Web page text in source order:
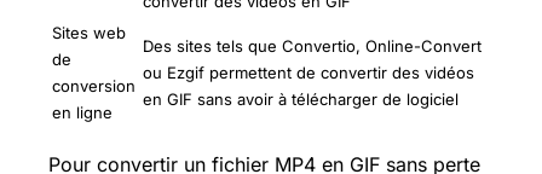
Sites web
de
conversion
en ligne
Des sites tels que Convertio, Online-Convert
ou Ezgif permettent de convertir des vidéos
en GIF sans avoir à télécharger de logiciel
Pour convertir un fichier MP4 en GIF sans perte